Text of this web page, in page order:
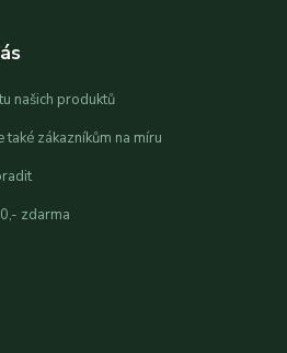
našich produktů
zákazníkům na míru
zdarma